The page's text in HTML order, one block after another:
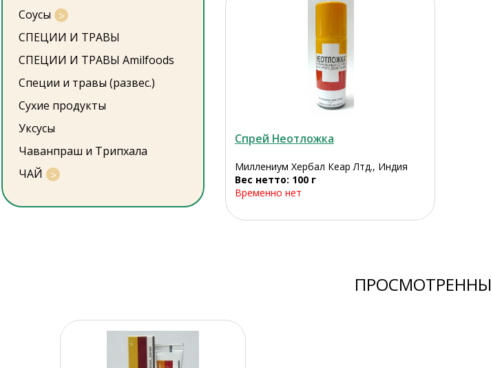
Соусы
СПЕЦИИ И ТРАВЫ
СПЕЦИИ И ТРАВЫ Amilfoods
Специи и травы (развес.)
Сухие продукты
Уксусы
Чаванпраш и Трипхала
ЧАЙ
Спрей Неотложка
Миллениум Хербал Кеар Лтд., Индия
Вес нетто: 100 г
Временно нет